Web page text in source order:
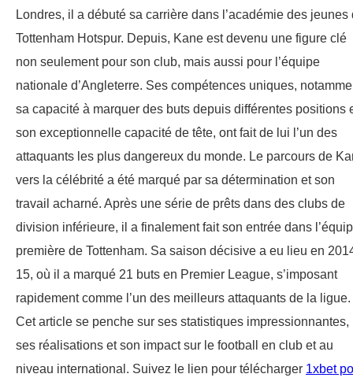
Londres, il a débuté sa carrière dans l’académie des jeunes
Tottenham Hotspur. Depuis, Kane est devenu une figure clé
non seulement pour son club, mais aussi pour l’équipe
nationale d’Angleterre. Ses compétences uniques,
sa capacité à marquer des buts depuis différentes positions
son exceptionnelle capacité de tête, ont fait de lui l’un des
attaquants les plus dangereux du monde. Le parcours de
vers la célébrité a été marqué par sa détermination et son
travail acharné. Après une série de prêts dans des clubs de
division inférieure, il a finalement fait son entrée dans
première de Tottenham. Sa saison décisive a eu lieu en
15, où il a marqué 21 buts en Premier League, s’imposant
rapidement comme l’un des meilleurs attaquants de la ligue.
Cet article se penche sur ses statistiques impressionnantes,
ses réalisations et son impact sur le football en club et au
niveau international. Suivez le lien pour télécharger 1xbet